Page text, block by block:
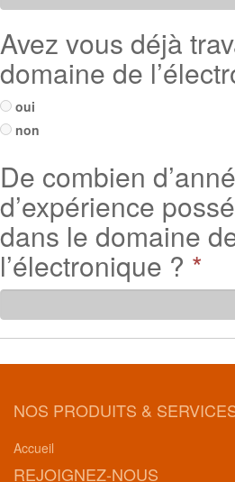
Avez vous déjà
domaine de
oui
non
De combien
d’expérience
dans le domaine
l’électronique ? *
NOS PRODUITS &
Accueil
REJOIGNEZ-NOUS